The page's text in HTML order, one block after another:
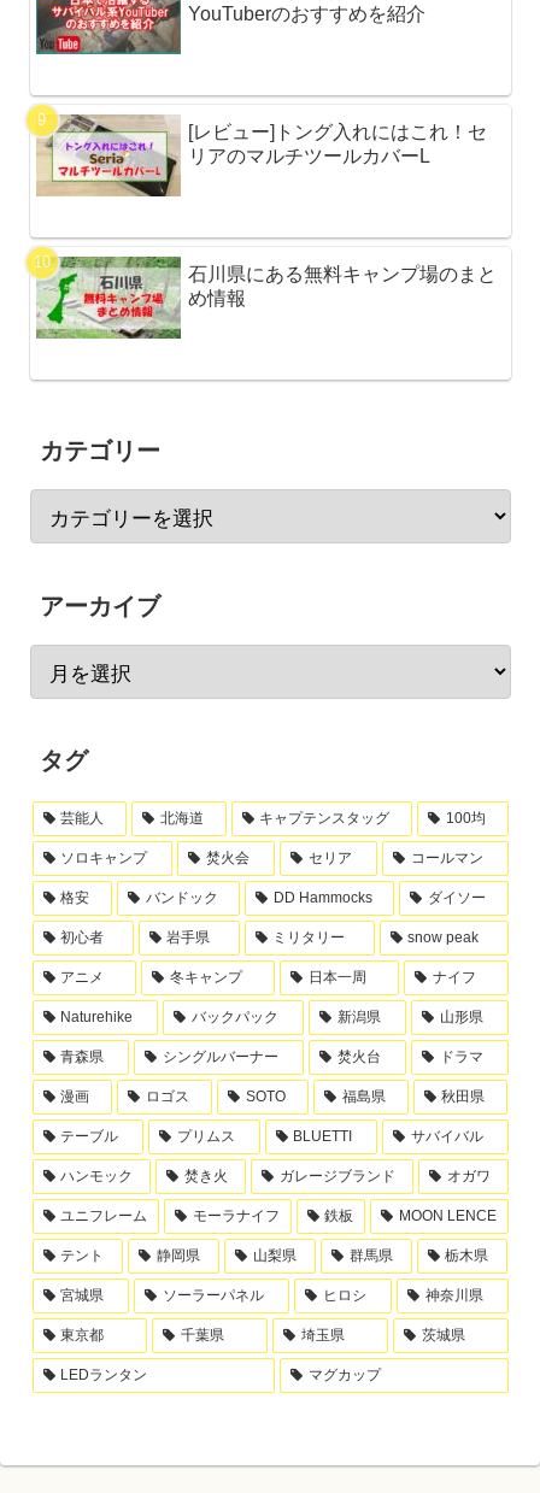
YouTuberのおすすめを紹介
[レビュー]トング入れにはこれ！セ
リアのマルチツールカバーL
石川県にある無料キャンプ場のまと
め情報
カテゴリー
アーカイブ
タグ
芸能人 北海道 キャプテンスタッグ 100均
ソロキャンプ 焚火会 セリア コールマン
格安 バンドック DD Hammocks ダイソー
初心者 岩手県 ミリタリー snow peak
アニメ 冬キャンプ 日本一周 ナイフ
Naturehike バックパック 新潟県 山形県
青森県 シングルバーナー 焚火台 ドラマ
漫画 ロゴス SOTO 福島県 秋田県
テーブル プリムス BLUETTI サバイバル
ハンモック 焚き火 ガレージブランド オガワ
ユニフレーム モーラナイフ 鉄板 MOON LENCE
テント 静岡県 山梨県 群馬県 栃木県
宮城県 ソーラーパネル ヒロシ 神奈川県
東京都 千葉県 埼玉県 茨城県
LEDランタン マグカップ